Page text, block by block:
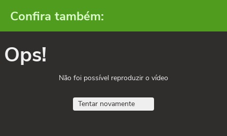
Confira também:
Ops!
Não foi possível reproduzir o vídeo
Tentar novamente